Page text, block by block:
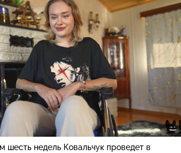
шесть недель Ковальчук проведет в